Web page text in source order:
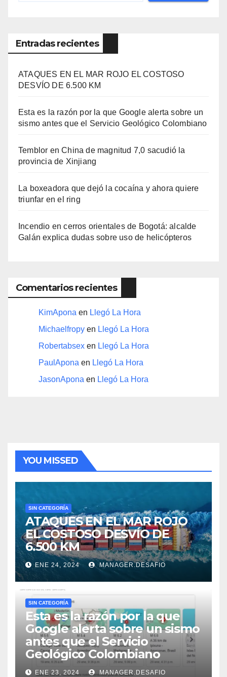
Entradas recientes
ATAQUES EN EL MAR ROJO EL COSTOSO
DESVÍO DE 6.500 KM
Esta es la razón por la que Google alerta sobre un
sismo antes que el Servicio Geológico Colombiano
Temblor en China de magnitud 7,0 sacudió la
provincia de Xinjiang
La boxeadora que dejó la cocaína y ahora quiere
triunfar en el ring​
Incendio en cerros orientales de Bogotá: alcalde
Galán explica dudas sobre uso de helicópteros
Comentarios recientes
KimApona en Llegó La Hora
Michaelfropy en Llegó La Hora
Robertabsex en Llegó La Hora
PaulApona en Llegó La Hora
JasonApona en Llegó La Hora
YOU MISSED
SIN CATEGORÍA
ATAQUES EN EL MAR ROJO
EL COSTOSO DESVÍO DE
6.500 KM
ENE 24, 2024 MANAGER.DESAFIO
SIN CATEGORÍA
Esta es la razón por la que
Google alerta sobre un sismo
antes que el Servicio
Geológico Colombiano
ENE 23, 2024 MANAGER.DESAFIO